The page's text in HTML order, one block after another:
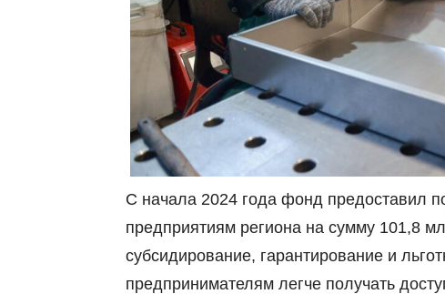
С начала 2024 года фонд предоставил
предприятиям региона на сумму 101,8
субсидирование, гарантирование и
предпринимателям легче получать